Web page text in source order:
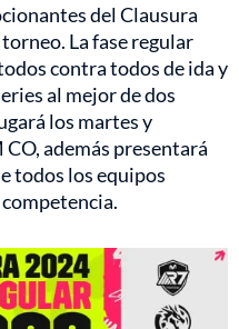
del Clausura
La fase regular
contra todos de ida y
al mejor de dos
los martes y
además presentará
todos los equipos